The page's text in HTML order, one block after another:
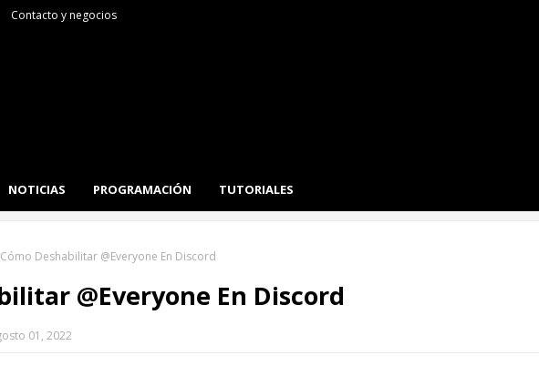
Contacto y negocios
NOTICIAS PROGRAMACIÓN TUTORIALES
Cómo Deshabilitar @Everyone En Discord
@Everyone En Discord
01, 2022